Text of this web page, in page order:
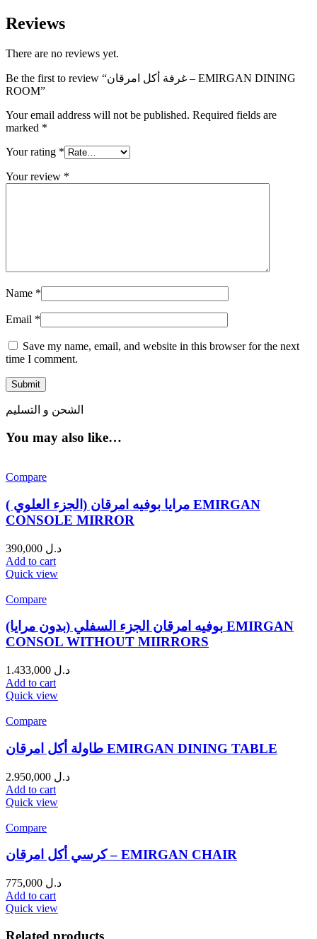
Reviews
There are no reviews yet.
Be the first to review “غرفة أكل امرقان – EMIRGAN DINING
ROOM”
Your email address will not be published. Required fields are
marked *
Your rating *
Your review *
Name *
Email *
Save my name, email, and website in this browser for the next
time I comment.
الشحن و التسليم
You may also like…
Compare
مرايا بوفيه امرقان (الجزء العلوي ) EMIRGAN
CONSOLE MIRROR
د.ل
Add to cart
Quick view
Compare
بوفيه امرقان الجزء السفلي (بدون مرايا) EMIRGAN
CONSOL WITHOUT MIIRRORS
د.ل
Add to cart
Quick view
Compare
طاولة أكل امرقان EMIRGAN DINING TABLE
د.ل
Add to cart
Quick view
Compare
كرسي أكل امرقان – EMIRGAN CHAIR
د.ل
Add to cart
Quick view
Related products